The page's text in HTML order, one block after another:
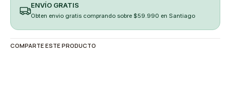
ENVÍO GRATIS
Obten envio gratis comprando sobre $59.990 en Santiago
COMPARTE ESTE PRODUCTO